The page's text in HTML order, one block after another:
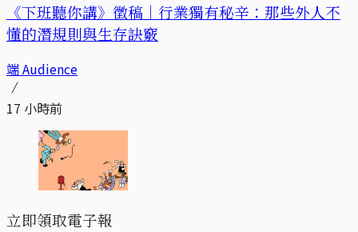
《下班聽你講》徵稿｜行業獨有秘辛：那些外人不
懂的潛規則與生存訣竅
端 Audience
17 小時前
立即領取電子報